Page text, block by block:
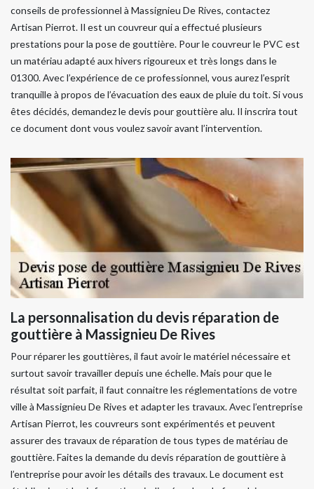
conseils de professionnel à Massignieu De Rives, contactez
Artisan Pierrot. Il est un couvreur qui a effectué plusieurs
prestations pour la pose de gouttière. Pour le couvreur le PVC est
un matériau adapté aux hivers rigoureux et très longs dans le
01300. Avec l’expérience de ce professionnel, vous aurez l’esprit
tranquille à propos de l’évacuation des eaux de pluie du toit. Si vous
êtes décidés, demandez le devis pour gouttière alu. Il inscrira tout
ce document dont vous voulez savoir avant l’intervention.
La personnalisation du devis réparation de
gouttière à Massignieu De Rives
Pour réparer les gouttières, il faut avoir le matériel nécessaire et
surtout savoir travailler depuis une échelle. Mais pour que le
résultat soit parfait, il faut connaitre les réglementations de votre
ville à Massignieu De Rives et adapter les travaux. Avec l’entreprise
Artisan Pierrot, les couvreurs sont expérimentés et peuvent
assurer des travaux de réparation de tous types de matériau de
gouttière. Faites la demande du devis réparation de gouttière à
l’entreprise pour avoir les détails des travaux. Le document est